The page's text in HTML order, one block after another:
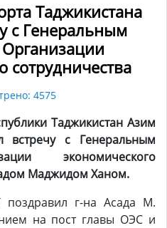
Таджикистана
с Генеральным
Организации
сотрудничества
4575
Таджикистан Азим
с Генеральным
экономического
Маджидом Ханом.
поздравил г-на Асада М.
на пост главы ОЭС и